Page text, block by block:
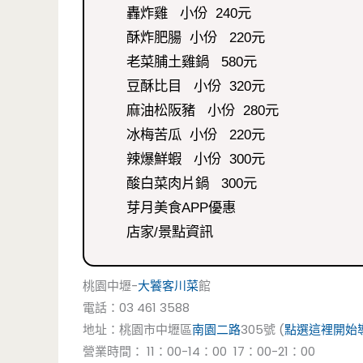
轟炸雞 小份 240元
酥炸肥腸 小份 220元
老菜脯土雞鍋 580元
豆酥比目 小份 320元
麻油松阪豬 小份 280元
冰梅苦瓜 小份 220元
辣爆鮮蝦 小份 300元
酸白菜肉片鍋 300元
芽月美食APP優惠
店家/景點資訊
桃園中壢-大饕客川菜館
電話：03 461 3588
地址：桃園市中壢區南園二路305號 (點選這裡開始
營業時間： 11：00-14：00 17：00-21：00